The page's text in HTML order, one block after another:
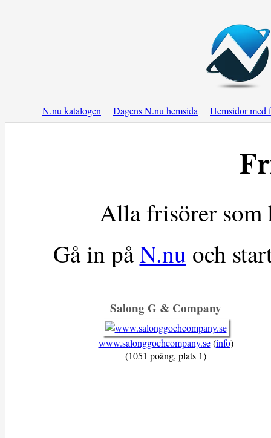
N.nu katalogen Dagens N.nu hemsida Hemsidor med
Alla frisörer som
Gå in påN.nu och
Salong G & Company
www.salonggochcompany.se(info)
(1051 poäng, plats 1)